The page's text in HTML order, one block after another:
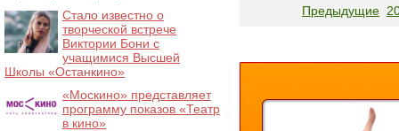
Предыдущие
Стало известно о
творческой встрече
Виктории Бони с
учащимися Высшей
Школы «Останкино»
«Москино» представляет
программу показов «Театр
в кино»